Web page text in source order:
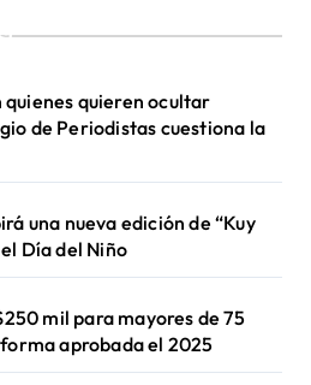
quienes quieren ocultar
de Periodistas cuestiona la
una nueva edición de “Kuy
Día del Niño
mil para mayores de 75
aprobada el 2025